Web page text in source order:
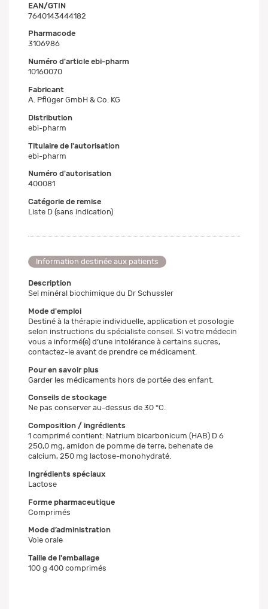
EAN/GTIN
7640143444182
Pharmacode
3106986
Numéro d'article ebi-pharm
10160070
Fabricant
A. Pflüger GmbH & Co. KG
Distribution
ebi-pharm
Titulaire de l'autorisation
ebi-pharm
Numéro d'autorisation
400081
Catégorie de remise
Liste D (sans indication)
Information destinée aux patients
Description
Sel minéral biochimique du Dr Schussler
Mode d'emploi
Destiné à la thérapie individuelle, application et posologie
selon instructions du spécialiste conseil. Si votre médecin
vous a informé(e) d‘une intolérance à certains sucres,
contactez-le avant de prendre ce médicament.
Pour en savoir plus
Garder les médicaments hors de portée des enfant.
Conseils de stockage
Ne pas conserver au-dessus de 30 °C.
Composition / ingrédients
1 comprimé contient: Natrium bicarbonicum (HAB) D 6
250,0 mg, amidon de pomme de terre, behenate de
calcium, 250 mg lactose-monohydraté.
Ingrédients spéciaux
Lactose
Forme pharmaceutique
Comprimés
Mode d’administration
Voie orale
Taille de l'emballage
100 g 400 comprimés